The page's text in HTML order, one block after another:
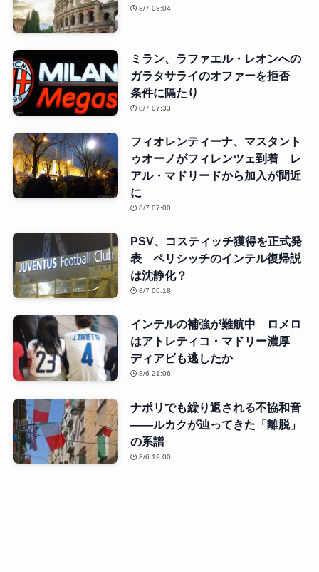
8/7 08:04
ミラン、ラファエル・レオンへの
ガラタサライのオファーを拒否
条件に隔たり
8/7 07:33
フィオレンティーナ、マスタント
ゥオーノがフィレンツェ到着 レ
アル・マドリードから加入が間近
に
8/7 07:00
PSV、コスティッチ獲得を正式発
表 ペリシッチのインテル復帰説
は沈静化？
8/7 06:18
インテルの補強が難航中 ロメロ
はアトレティコ・マドリー濃厚
ディアビも逃したか
8/6 21:06
ナポリでも繰り返される不協和音
――ルカクが辿ってきた「離脱」
の系譜
8/6 19:00